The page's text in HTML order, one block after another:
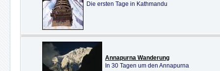
Die ersten Tage in Kathmandu
Annapurna Wanderung
In 30 Tagen um den Annapurna